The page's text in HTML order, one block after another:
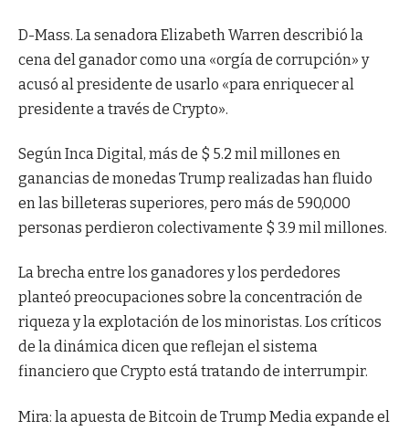
D-Mass. La senadora Elizabeth Warren describió la
cena del ganador como una «orgía de corrupción» y
acusó al presidente de usarlo «para enriquecer al
presidente a través de Crypto».
Según Inca Digital, más de $ 5.2 mil millones en
ganancias de monedas Trump realizadas han fluido
en las billeteras superiores, pero más de 590,000
personas perdieron colectivamente $ 3.9 mil millones.
La brecha entre los ganadores y los perdedores
planteó preocupaciones sobre la concentración de
riqueza y la explotación de los minoristas. Los críticos
de la dinámica dicen que reflejan el sistema
financiero que Crypto está tratando de interrumpir.
Mira: la apuesta de Bitcoin de Trump Media expande el